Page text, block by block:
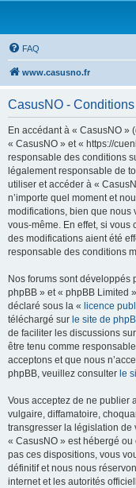
FAQ
www.casusno.fr
CasusNO - Conditions
En accédant à « CasusNO »
« CasusNO » et « https://
responsable des conditions
légalement responsable de
utiliser et accéder à «
n’importe quel moment et
modifications, bien que nous
vous-même. En effet, si vous
des modifications aient été
responsable des conditions
Nos forums sont développés
phpBB » et « phpBB Limited
déclaré sous la « licence
téléchargé sur le site de
de faciliter les discussions
être tenu comme
acceptons et que nous
phpBB, veuillez consulter le
Vous acceptez de ne publier
vulgaire, diffamatoire,
transgresser la législation de
« CasusNO » est hébergé
pas ces dispositions, vous
définitif et nous nous
internet et les autorités